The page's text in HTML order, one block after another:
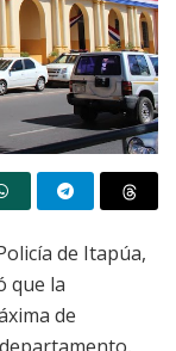
de Itapúa,
que la
de